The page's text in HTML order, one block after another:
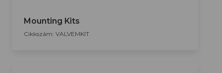
Mounting Kits
Cikkszám: VALVEMKIT